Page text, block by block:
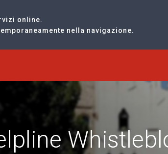
online.
nella navigazione.